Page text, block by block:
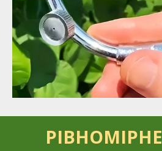
РІВНОМІРНЕ